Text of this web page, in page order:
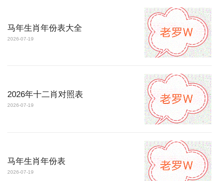
马年生肖年份表大全
2026-07-19
2026年十二肖对照表
2026-07-19
马年生肖年份表
2026-07-19